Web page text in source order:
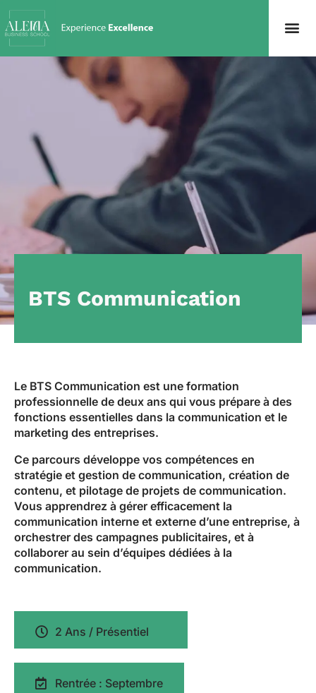
BTS Communication
Le BTS Communication est une formation
professionnelle de deux ans qui vous prépare à des
fonctions essentielles dans la communication et le
marketing des entreprises.
Ce parcours développe vos compétences en
stratégie et gestion de communication, création de
contenu, et pilotage de projets de communication.
Vous apprendrez à gérer efficacement la
communication interne et externe d’une entreprise, à
orchestrer des campagnes publicitaires, et à
collaborer au sein d’équipes dédiées à la
communication.
2 Ans / Présentiel
Rentrée : Septembre